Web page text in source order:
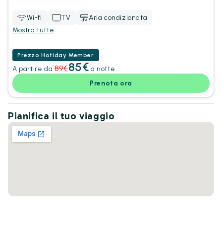
Wi-fi TV
Aria condizionata
Mostra tutte
Prezzo Hotiday Member
A partire da 89€85€ a notte
Prenota ora
Pianifica il tuo viaggio